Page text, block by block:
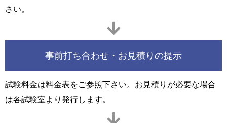
さい。
事前打ち合わせ・お見積りの提示
試験料金は料金表をご参照下さい。お見積りが必要な場合
は各試験室より発行します。